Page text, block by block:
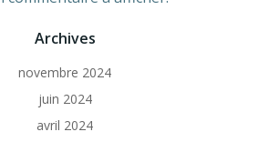
Archives
novembre 2024
juin 2024
avril 2024